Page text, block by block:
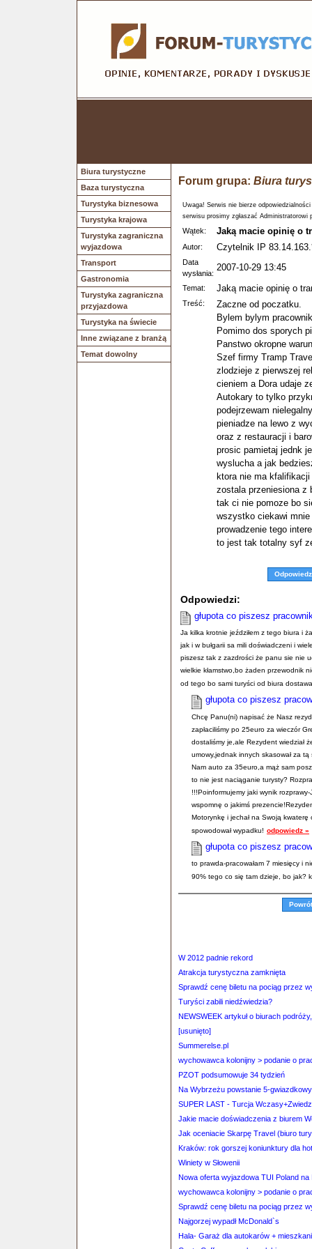
Biura turystyczne
Baza turystyczna
Turystyka biznesowa
Turystyka krajowa
Turystyka zagraniczna
wyjazdowa
Transport
Gastronomia
Turystyka zagraniczna
przyjazdowa
Turystyka na świecie
Inne związane z branżą
Temat dowolny
Forum grupa: Biura
Uwaga! Serwis nie bierze
serwisu prosimy zgłaszać Administratorowi
Wątek: Jaką macie opinię o
Autor: Czytelnik IP
Data
wysłania:
2007-10-29 13:45
Temat: Jaką macie opinię o
Treść:
Zaczne od poczatku.
Bylem bylym
Pomimo dos sporych
Panstwo okropne
Szef firmy Tramp
zlodzieje z pierwszej
cieniem a Dora udaje
Autokary to tylko
podejrzewam
pieniadze na lewo z
oraz z restauracji i
prosic pamietaj jednk
wyslucha a jak
ktora nie ma
zostala przeniesiona z
tak ci nie pomoze bo
wszystko ciekawi
prowadzenie tego
to jest tak totalny syf
Odpowiedz
Odpowiedzi:
głupota co piszesz
Ja kilka krotnie jeździłem z tego biura i
jak i w bułgarii sa mili doświadczeni i
piszesz tak z zazdrości że panu sie nie
wielkie kłamstwo,bo żaden przewodnik
od tego bo sami turyści od biura
głupota co piszesz
Chcę Panu(ni) napisać że Nasz
zapłaciliśmy po 25euro za wieczór
dostaliśmy je,ale Rezydent wiedział
umowy,jednak innych skasował za
Nam auto za 35euro,a mąż sam
to nie jest naciąganie turysty?
!!!Poinformujemy jaki wynik
wspomnę o jakimś
Motorynkę i jechał na Swoją
spowodował wypadku! odpowiedz »
głupota co piszesz
to prawda-pracowałam 7 miesięcy i
90% tego co się tam dzieje, bo jak?
W 2012 padnie rekord
Atrakcja turystyczna zamknięta
Sprawdź cenę biletu na pociąg przez
Turyści zabili niedźwiedzia?
NEWSWEEK artykuł o biurach
[usunięto]
Summerelse.pl
wychowawca kolonijny > podanie o
PZOT podsumowuje 34 tydzień
Na Wybrzeżu powstanie 5-
SUPER LAST - Turcja
Jakie macie doświadczenia z biurem
Jak oceniacie Skarpę Travel (biuro
Kraków: rok gorszej koniunktury dla
Winiety w Słowenii
Nowa oferta wyjazdowa TUI Poland na
wychowawca kolonijny > podanie o
Sprawdź cenę biletu na pociąg przez
Najgorzej wypadł McDonald`s
Hala- Garaż dla autokarów +